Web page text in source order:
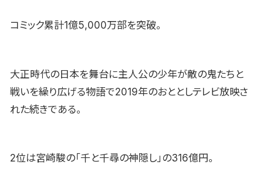
コミック累計1億5,000万部を突破。
大正時代の日本を舞台に主人公の少年が敵の鬼たちと
戦いを繰り広げる物語で2019年のおととしテレビ放映さ
れた続きである。
2位は宮崎駿の「千と千尋の神隠し」の316億円。